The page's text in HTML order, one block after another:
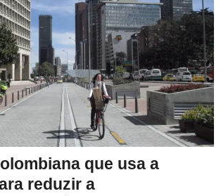
que usa a
reduzir a